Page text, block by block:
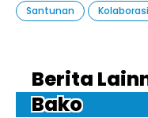
Santunan
Kolaborasi
Berita
Bako